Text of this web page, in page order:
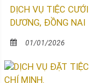
DỊCH VỤ TIỆC
DƯƠNG, ĐỒNG NAI
01/01/2026